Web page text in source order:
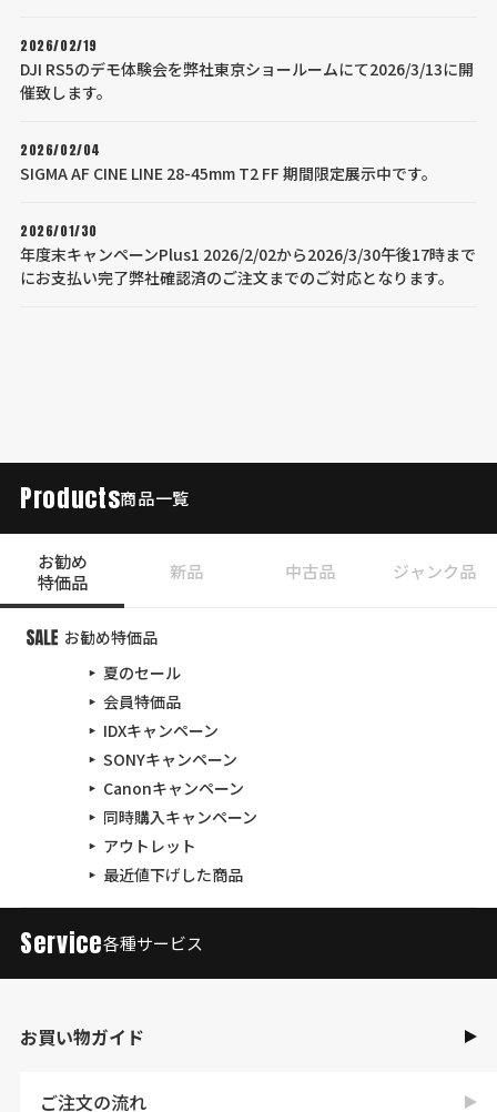
2026/02/19
DJI RS5のデモ体験会を弊社東京ショールームにて2026/3/13に開
催致します。
2026/02/04
SIGMA AF CINE LINE 28-45mm T2 FF 期間限定展示中です。
2026/01/30
年度末キャンペーンPlus1 2026/2/02から2026/3/30午後17時まで
にお支払い完了弊社確認済のご注文までのご対応となります。
Products商品一覧
お勧め
特価品
新品 中古品 ジャンク品
お勧め特価品
夏のセール
会員特価品
IDXキャンペーン
SONYキャンペーン
Canonキャンペーン
同時購入キャンペーン
アウトレット
最近値下げした商品
Service各種サービス
お買い物ガイド
ご注文の流れ